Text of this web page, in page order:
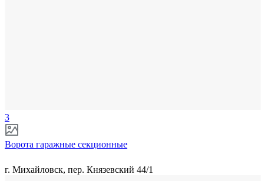
3
Ворота гаражные секционные
г. Михайловск, пер. Князевский 44/1